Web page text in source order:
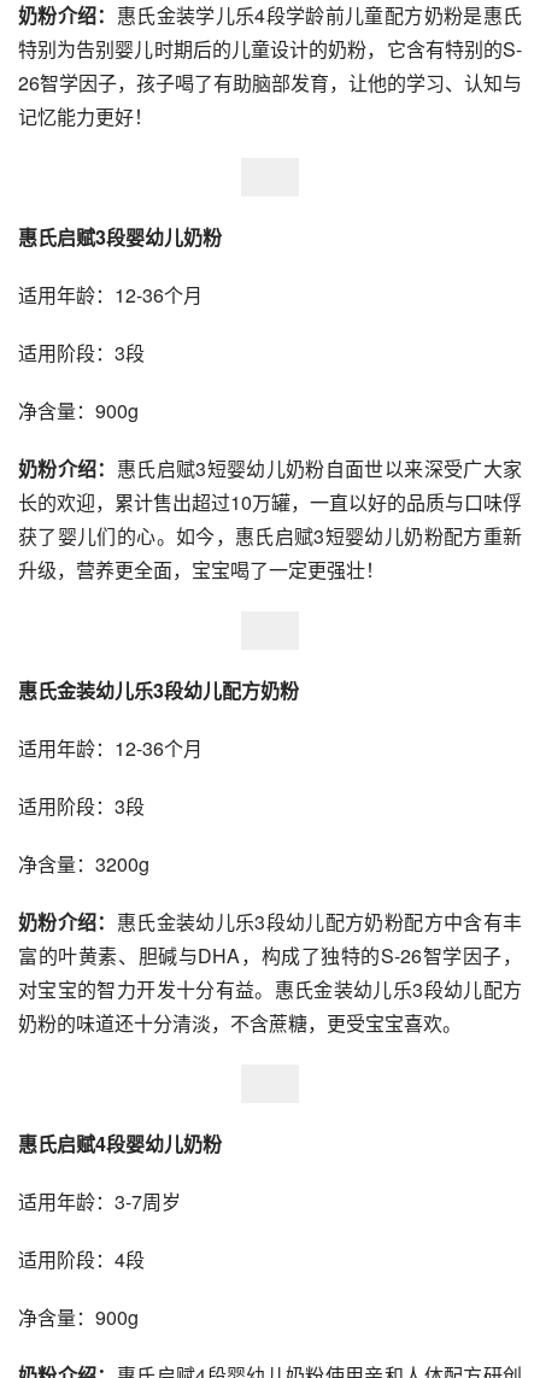
奶粉介绍： 惠氏金装学儿乐4段学龄前儿童配方奶粉是惠氏
特别为告别婴儿时期后的儿童设计的奶粉，它含有特别的S-
26智学因子，孩子喝了有助脑部发育，让他的学习、认知与
记忆能力更好！
惠氏启赋3段婴幼儿奶粉
适用年龄：12-36个月
适用阶段：3段
净含量：900g
奶粉介绍： 惠氏启赋3短婴幼儿奶粉自面世以来深受广大家
长的欢迎，累计售出超过10万罐，一直以好的品质与口味俘
获了婴儿们的心。如今，惠氏启赋3短婴幼儿奶粉配方重新
升级，营养更全面，宝宝喝了一定更强壮！
惠氏金装幼儿乐3段幼儿配方奶粉
适用年龄：12-36个月
适用阶段：3段
净含量：3200g
奶粉介绍： 惠氏金装幼儿乐3段幼儿配方奶粉配方中含有丰
富的叶黄素、胆碱与DHA，构成了独特的S-26智学因子，
对宝宝的智力开发十分有益。惠氏金装幼儿乐3段幼儿配方
奶粉的味道还十分清淡，不含蔗糖，更受宝宝喜欢。
惠氏启赋4段婴幼儿奶粉
适用年龄：3-7周岁
适用阶段：4段
净含量：900g